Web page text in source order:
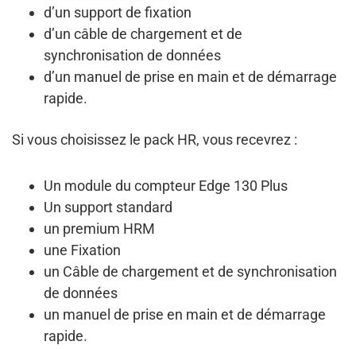
d’un support de fixation
d’un câble de chargement et de
synchronisation de données
d’un manuel de prise en main et de démarrage
rapide.
Si vous choisissez le pack HR, vous recevrez :
Un module du compteur Edge 130 Plus
Un support standard
un premium HRM
une Fixation
un Câble de chargement et de synchronisation
de données
un manuel de prise en main et de démarrage
rapide.